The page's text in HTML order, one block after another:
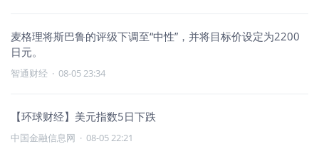
麦格理将斯巴鲁的评级下调至“中性”，并将目标价设定为2200
日元。
智通财经 · 08-05 23:34
【环球财经】美元指数5日下跌
中国金融信息网 · 08-05 22:21